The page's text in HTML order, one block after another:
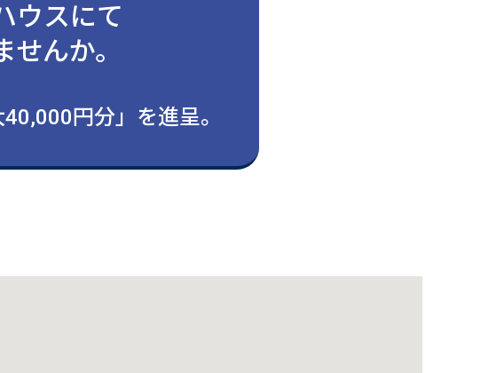
ウスにて
んか。
円分」を進呈。